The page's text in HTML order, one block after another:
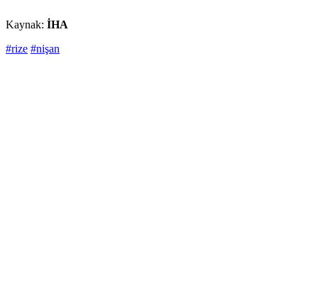
Kaynak: İHA
#rize #nişan